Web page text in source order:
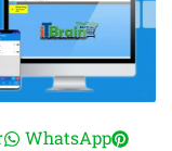
WhatsApp